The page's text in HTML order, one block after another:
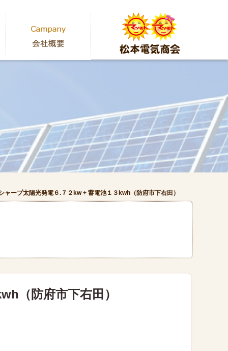
ャープ太陽光発電６.７２kw + 蓄電池１３kwh（防府市下右田）
（防府市下右田）